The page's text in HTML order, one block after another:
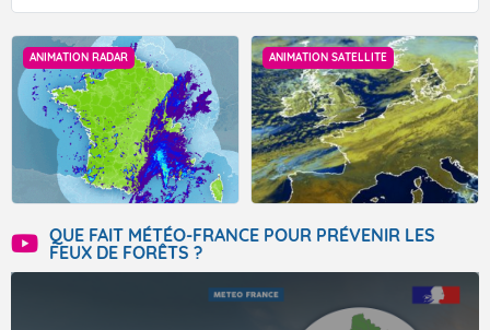
ANIMATION RADAR ANIMATION SATELLITE
QUE FAIT MÉTÉO-FRANCE POUR PRÉVENIR LES
FEUX DE FORÊTS ?